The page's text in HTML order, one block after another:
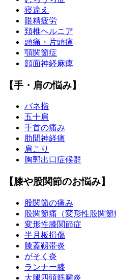
寝違え
眼精疲労
頚椎ヘルニア
頭痛・片頭痛
顎関節症
顔面神経麻痺
【手・肩の悩み】
バネ指
五十肩
手首の痛み
肋間神経痛
肩こり
胸郭出口症候群
【膝や股関節のお悩み】
股関節の痛み
股関節痛（変形性股関節
変形性膝関節症
半月板損傷
膝蓋靱帯炎
がそく炎
ランナー膝
大腿四頭筋腱炎